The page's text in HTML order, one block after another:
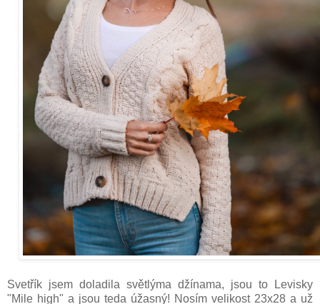
Svetřík jsem doladila světlýma džínama, jsou to Levisky
"Mile high" a jsou teda úžasný! Nosím velikost 23x28 a už